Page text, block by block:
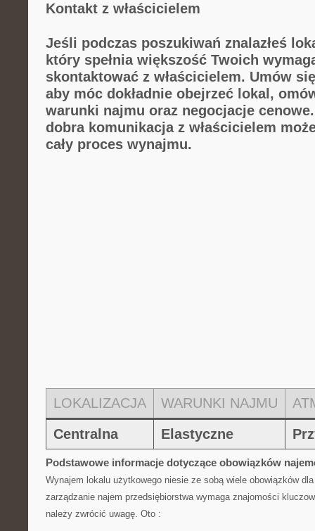
Kontakt z właścicielem
Jeśli podczas​ poszukiwań znalazłeś
który spełnia większość Twoich
skontaktować‍ z właścicielem. ⁢Umów
aby móc​ dokładnie obejrzeć⁤ lokal,
warunki najmu oraz negocjacje
dobra komunikacja z⁣ właścicielem
cały proces ⁢wynajmu.
LOKALIZACJA WARUNKI NAJMU
Centralna
Elastyczne
Podstawowe informacje ⁣dotyczące​ obowiązków⁤
Wynajem lokalu użytkowego ⁤niesie ze sobą wiele obowiązków dla
zarządzanie najem przedsiębiorstwa wymaga znajomości
należy zwrócić uwagę. Oto‌ :